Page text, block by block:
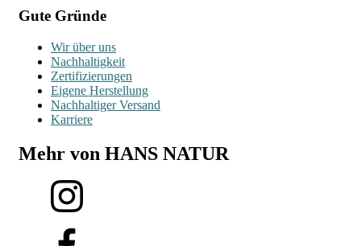
Gute Gründe
Wir über uns
Nachhaltigkeit
Zertifizierungen
Eigene Herstellung
Nachhaltiger Versand
Karriere
Mehr von HANS NATUR